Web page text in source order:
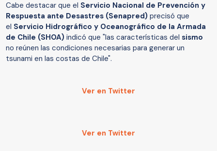
Cabe destacar que el Servicio Nacional de Prevención y
Respuesta ante Desastres (Senapred) precisó que
el Servicio Hidrográfico y Oceanográfico de la Armada
de Chile (SHOA) indicó que "las características del sismo
no reúnen las condiciones necesarias para generar un
tsunami en las costas de Chile".
Ver en Twitter
Ver en Twitter